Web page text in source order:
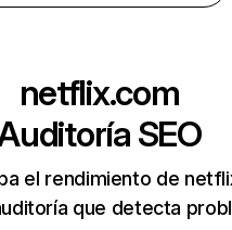
netflix.com
SEO
el rendimiento de
que detecta